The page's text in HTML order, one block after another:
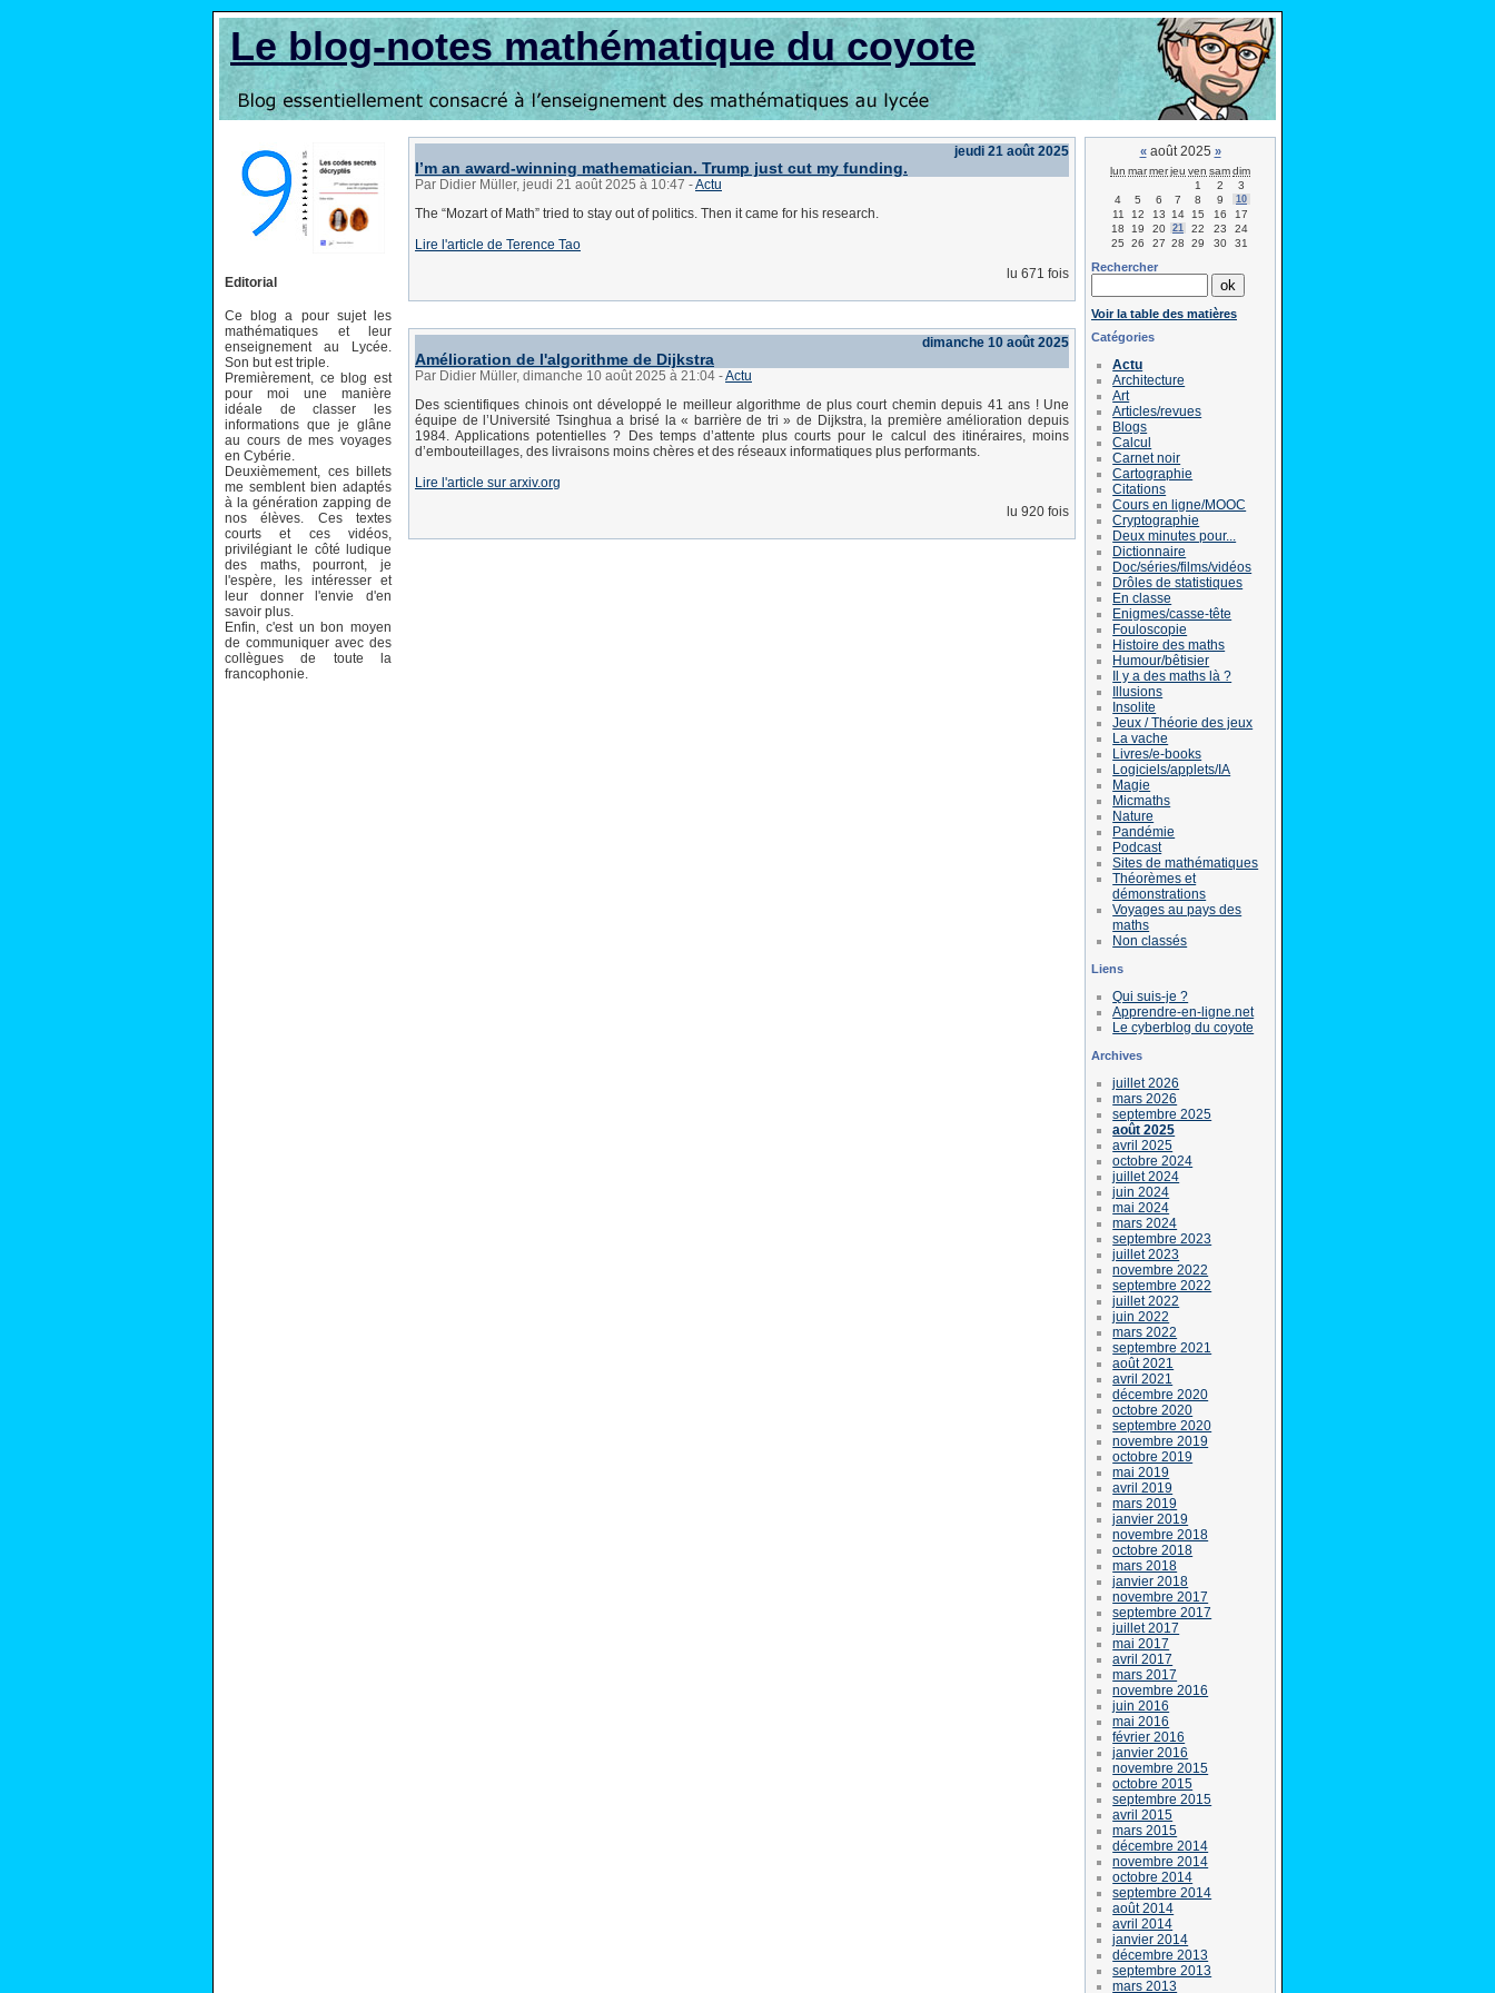
Le blog-notes mathématique du coyote
Editorial
Ce blog a pour sujet les
mathématiques et leur
enseignement au Lycée.
Son but est triple.
Premièrement, ce blog est
pour moi une manière
idéale de classer les
informations que je glâne
au cours de mes voyages
en Cybérie.
Deuxièmement, ces billets
me semblent bien adaptés
à la génération zapping de
nos élèves. Ces textes
courts et ces vidéos,
privilégiant le côté ludique
des maths, pourront, je
l'espère, les intéresser et
leur donner l'envie d'en
savoir plus.
Enfin, c'est un bon moyen
de communiquer avec des
collègues de toute la
francophonie.
jeudi 21 août 2025
I’m an award-winning mathematician. Trump just cut my funding.
Par Didier Müller, jeudi 21 août 2025 à 10:47 -Actu
The “Mozart of Math” tried to stay out of politics. Then it came for his research.
Lire l'article de Terence Tao
lu 671 fois
dimanche 10 août 2025
Amélioration de l'algorithme de Dijkstra
Par Didier Müller, dimanche 10 août 2025 à 21:04 -Actu
Des scientifiques chinois ont développé le meilleur algorithme de plus court chemin depuis 41 ans ! Une
équipe de l’Université Tsinghua a brisé la « barrière de tri » de Dijkstra, la première amélioration depuis
1984. Applications potentielles ? Des temps d’attente plus courts pour le calcul des itinéraires, moins
d’embouteillages, des livraisons moins chères et des réseaux informatiques plus performants.
Lire l'article sur arxiv.org
lu 920 fois
«août 2025 »
lun marmerjeu ven samdim
1
2
3
4
5 6 7 8 9 10
11 12 13 14 15 16
17
18
19 20 21 22 23
24
25
26 27 28 29 30 31
Rechercher
Voir la table des matières
Catégories
Actu
Architecture
Art
Articles/revues
Blogs
Calcul
Carnet noir
Cartographie
Citations
Cours en ligne/MOOC
Cryptographie
Deux minutes pour...
Dictionnaire
Doc/séries/films/vidéos
Drôles de statistiques
En classe
Enigmes/casse-tête
Fouloscopie
Histoire des maths
Humour/bêtisier
Il y a des maths là ?
Illusions
Insolite
Jeux / Théorie des jeux
La vache
Livres/e-books
Logiciels/applets/IA
Magie
Micmaths
Nature
Pandémie
Podcast
Sites de mathématiques
Théorèmes et
démonstrations
Voyages au pays des
maths
Non classés
Liens
Qui suis-je ?
Apprendre-en-ligne.net
Le cyberblog du coyote
Archives
juillet 2026
mars 2026
septembre 2025
août 2025
avril 2025
octobre 2024
juillet 2024
juin 2024
mai 2024
mars 2024
septembre 2023
juillet 2023
novembre 2022
septembre 2022
juillet 2022
juin 2022
mars 2022
septembre 2021
août 2021
avril 2021
décembre 2020
octobre 2020
septembre 2020
novembre 2019
octobre 2019
mai 2019
avril 2019
mars 2019
janvier 2019
novembre 2018
octobre 2018
mars 2018
janvier 2018
novembre 2017
septembre 2017
juillet 2017
mai 2017
avril 2017
mars 2017
novembre 2016
juin 2016
mai 2016
février 2016
janvier 2016
novembre 2015
octobre 2015
septembre 2015
avril 2015
mars 2015
décembre 2014
novembre 2014
octobre 2014
septembre 2014
août 2014
avril 2014
janvier 2014
décembre 2013
septembre 2013
mars 2013